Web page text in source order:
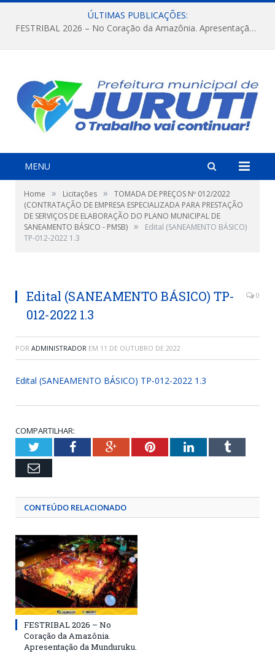
ÚLTIMAS PUBLICAÇÕES:
FESTRIBAL 2026 – No Coração da Amazônia. Apresentação da Munduruku.
MENU
Home » Licitações »
TOMADA DE PREÇOS Nº 012/2022
(CONTRATAÇÃO DE EMPRESA ESPECIALIZADA PARA PRESTAÇÃO
DE SERVIÇOS DE ELABORAÇÃO DO PLANO MUNICIPAL DE
SANEAMENTO BÁSICO - PMSB) »
Edital (SANEAMENTO BÁSICO)
TP-012-2022 1.3
Edital (SANEAMENTO BÁSICO) TP-
012-2022 1.3
0
POR ADMINISTRADOR EM 11 DE OUTUBRO DE 2022
Edital (SANEAMENTO BÁSICO) TP-012-2022 1.3
COMPARTILHAR:
TwitterFacebookGoogle+PinterestLinkedInTumblr
Email
CONTEÚDO RELACIONADO
FESTRIBAL 2026 – No
Coração da Amazônia.
Apresentação da Munduruku.